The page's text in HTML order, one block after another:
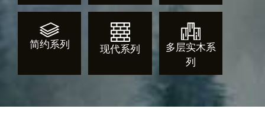
简约系列 现代系列
多层实木系
列